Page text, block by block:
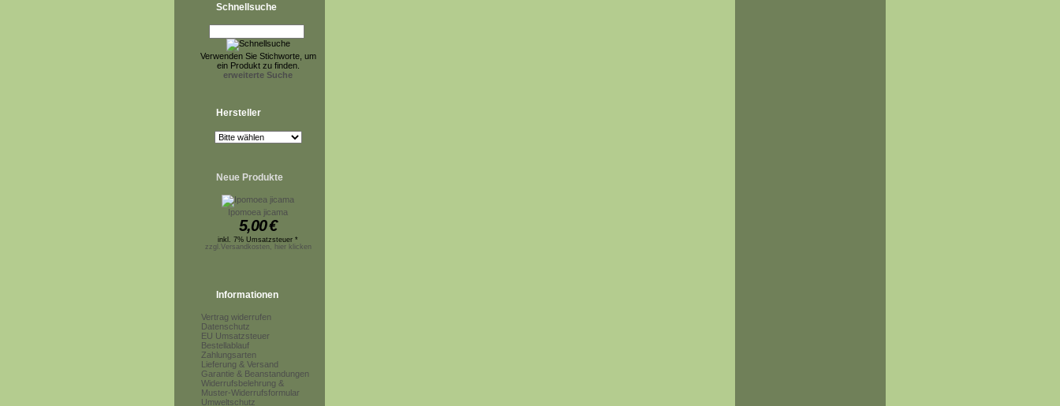
Schnellsuche
Verwenden Sie Stichworte, um
ein Produkt zu finden.
erweiterte Suche
Hersteller
Neue Produkte
Ipomoea jicama
5,00€
inkl. 7% Umsatzsteuer *
zzgl.Versandkosten, hier klicken
Informationen
Vertrag widerrufen
Datenschutz
EU Umsatzsteuer
Bestellablauf
Zahlungsarten
Lieferung & Versand
Garantie & Beanstandungen
Widerrufsbelehrung &
Muster-Widerrufsformular
Umweltschutz